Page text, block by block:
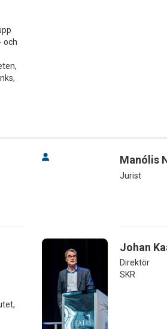
och
Manólis
Jurist
Johan
Direktör
SKR